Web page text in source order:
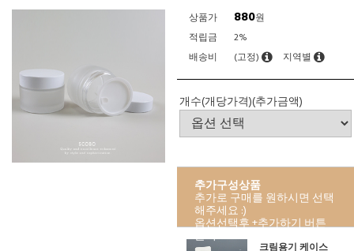
상품가 880원
적립금
2%
배송비
(고정) 지역별
개수(개당가격)(추가금액)
추가구성상품
추가로 구매를 원하시면 선택
해주세요 :)
옵션선택후 +추가하기 버튼
클릭!
크림용기 케이스